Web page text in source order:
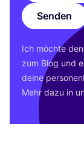
Senden
Ich möch­te
zum Blog und
dei­ne
Mehr dazu in